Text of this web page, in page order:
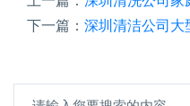
下一篇： 深圳清洁公司大